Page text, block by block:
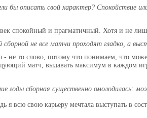
бы описать свой характер? Спокойствие
спокойный и прагматичный. Хотя и не
сборной не все матчи проходят гладко, а
- не то слово, потому что понимаем, что
матч, выдавать максимум в каждом
годы сборная существенно
я всю свою карьеру мечтала выступать в